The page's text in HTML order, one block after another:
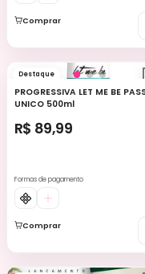
Comprar
Destaque
PROGRESSIVA LET ME BE PASSO
UNICO 500ml
R$ 89,99
Formas de pagamento
Comprar